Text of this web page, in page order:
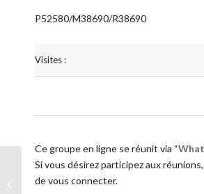
P52580/M38690/R38690
Visites :
Ce groupe en ligne se réunit via “
Si vous désirez participez aux
de vous connecter.
Jette – Brugman Extra Muros